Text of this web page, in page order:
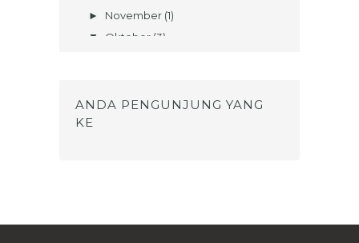
► November (1)
▼ Oktober (3)
PERINGATAN HARI SANTRI 2017
►Mei(4)
ANDA PENGUNJUNG YANG
KE